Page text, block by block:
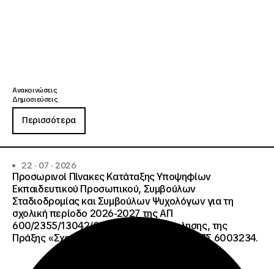
Ανακοινώσεις
Δημοσιεύσεις
Περισσότερα
22 · 07 · 2026
Προσωρινοί Πίνακες Κατάταξης Υποψηφίων
Εκπαιδευτικού Προσωπικού, Συμβούλων
Σταδιοδρομίας και Συμβούλων Ψυχολόγων για τη
σχολική περίοδο 2026-2027 της ΑΠ
600/2355/13042/08-05-2026 πρόσκλησης, της
Πράξης «Σχολεία Δεύτερης Ευκαιρίας», ΟΠΣ 6003234.